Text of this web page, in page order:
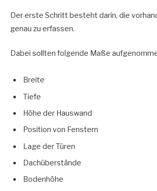
Der erste Schritt besteht darin, die
genau zu erfassen.
Dabei sollten folgende Maße
Breite
Tiefe
Höhe der Hauswand
Position von Fenstern
Lage der Türen
Dachüberstände
Bodenhöhe